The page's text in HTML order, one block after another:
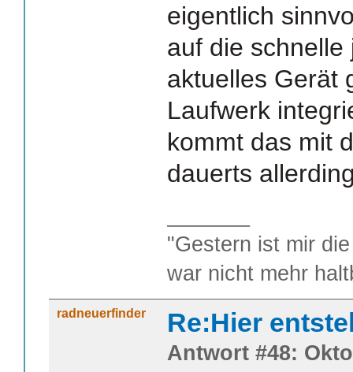
eigentlich
auf die schnelle
aktuelles Gerät
Laufwerk
kommt das mit
dauerts
"Gestern ist mir
war nicht mehr
radneuerfinder Re:Hier
Antwort #48: